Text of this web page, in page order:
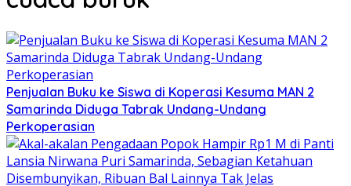
Penjualan Buku ke Siswa di Koperasi Kesuma MAN 2
Samarinda Diduga Tabrak Undang-Undang
Perkoperasian